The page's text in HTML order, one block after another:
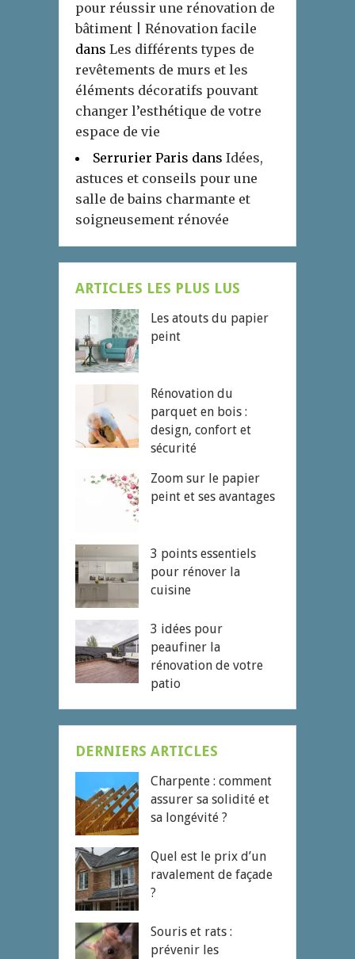
pour réussir une rénovation de
bâtiment | Rénovation facile
dans Les différents types de
revêtements de murs et les
éléments décoratifs pouvant
changer l’esthétique de votre
espace de vie
Serrurier Paris dans Idées,
astuces et conseils pour une
salle de bains charmante et
soigneusement rénovée
ARTICLES LES PLUS LUS
Les atouts du papier
peint
Rénovation du
parquet en bois :
design, confort et
sécurité
Zoom sur le papier
peint et ses avantages
3 points essentiels
pour rénover la
cuisine
3 idées pour
peaufiner la
rénovation de votre
patio
DERNIERS ARTICLES
Charpente : comment
assurer sa solidité et
sa longévité ?
Quel est le prix d’un
ravalement de façade
?
Souris et rats :
prévenir les